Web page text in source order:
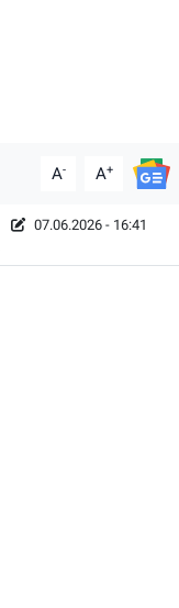
A- A+
07.06.2026 - 16:41